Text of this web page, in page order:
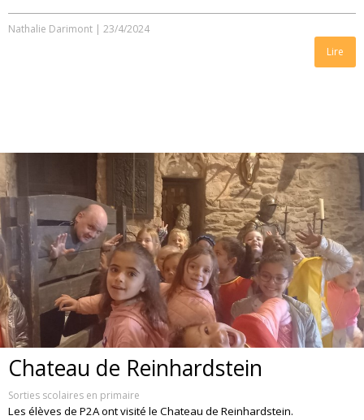
Nathalie Darimont | 23/4/2024
Lire
Chateau de Reinhardstein
Sorties scolaires en primaire
Les élèves de P2A ont visité le Chateau de Reinhardstein.